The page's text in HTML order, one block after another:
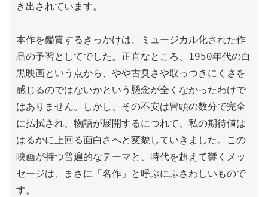
き出されています。
本作を鑑賞するきっかけは、ミュージカル化された作
品の予習としてでした。正直なところ、1950年代の白
黒映画という点から、やや古臭さや取っつきにくさを
感じるのではないかという懸念が全くなかったわけで
はありません。しかし、その不安は冒頭の数分で完全
に払拭され、物語が展開するにつれて、私の期待値は
はるかに上回る面白さへと変貌していきました。この
映画が持つ普遍的なテーマと、時代を超えて響くメッ
セージは、まさに「名作」と呼ぶにふさわしいもので
す。